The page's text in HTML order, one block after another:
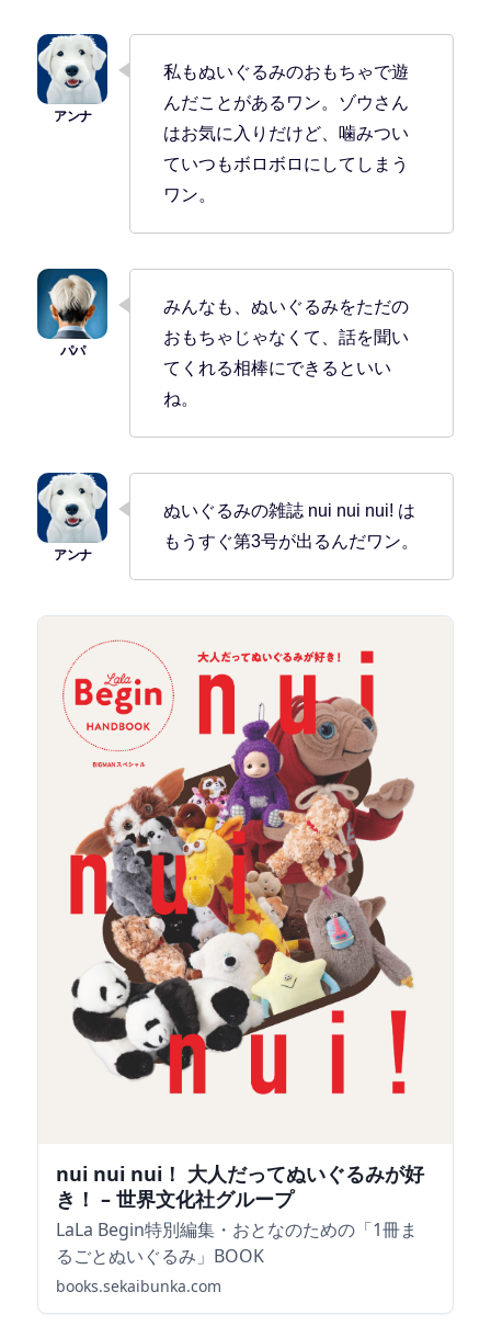
私もぬいぐるみのおもちゃで遊
んだことがあるワン。ゾウさん
はお気に入りだけど、噛みつい
ていつもボロボロにしてしまう
ワン。
みんなも、ぬいぐるみをただの
おもちゃじゃなくて、話を聞い
てくれる相棒にできるといい
ね。
ぬいぐるみの雑誌 nui nui nui! は
もうすぐ第3号が出るんだワン。
nui nui nui！ 大人だってぬいぐるみが好
き！ – 世界文化社グループ
LaLa Begin特別編集・おとなのための「1冊ま
るごとぬいぐるみ」BOOK
books.sekaibunka.com